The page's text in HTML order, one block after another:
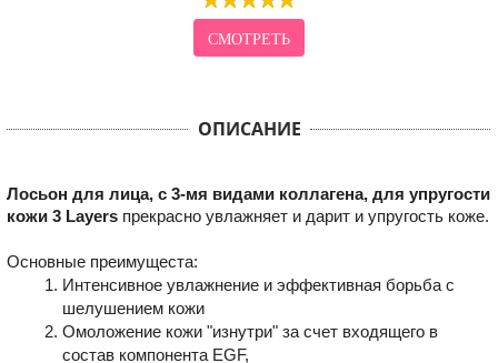
СМОТРЕТЬ
ОПИСАНИЕ
Лосьон для лица, с 3-мя видами коллагена, для упругости
кожи 3 Layers прекрасно увлажняет и дарит и упругость коже.
Основные преимущеста:
Интенсивное увлажнение и эффективная борьба с
шелушением кожи
Омоложение кожи "изнутри" за счет входящего в
состав компонента EGF,